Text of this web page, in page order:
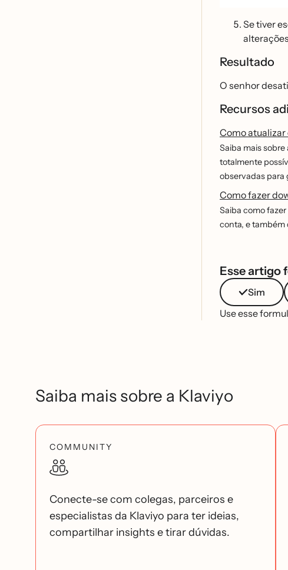
Se tiver
Resultado
O senhor
Recursos
Como
Saiba mais
totalmente
observadas para
Como fazer
Saiba como
conta, e também
Esse artigo
Sim
Use esse
Saiba mais sobre a Klaviyo
COMMUNITY
Conecte-se com colegas, parceiros e
especialistas da Klaviyo para ter ideias,
compartilhar insights e tirar dúvidas.